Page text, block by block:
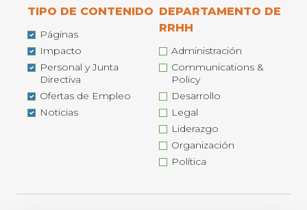
TIPO DE CONTENIDO
Páginas
Impacto
Personal y Junta
Directiva
Ofertas de Empleo
Noticias
DEPARTAMENTO DE
RRHH
Administración
Communications &
Policy
Desarrollo
Legal
Liderazgo
Organización
Política